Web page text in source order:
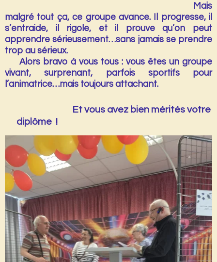
Mais
malgré tout ça, ce groupe avance. Il progresse, il
s’entraide, il rigole, et il prouve qu’on peut
apprendre sérieusement…sans jamais se prendre
trop au sérieux.
Alors bravo à vous tous : vous êtes un groupe
vivant, surprenant, parfois sportifs pour
l’animatrice…mais toujours attachant.
Et vous avez bien mérités votre
diplôme !